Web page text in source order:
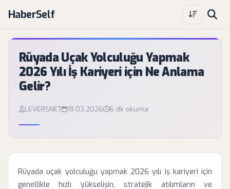
HaberSelf
Rüyada Uçak Yolculuğu Yapmak
2026 Yılı İş Kariyeri için Ne Anlama
Gelir?
LEVERSNET 19.03.2026 6 dk okuma
Rüyada uçak yolculuğu yapmak 2026 yılı iş kariyeri için
genellikle hızlı yükselişin, stratejik atılımların ve